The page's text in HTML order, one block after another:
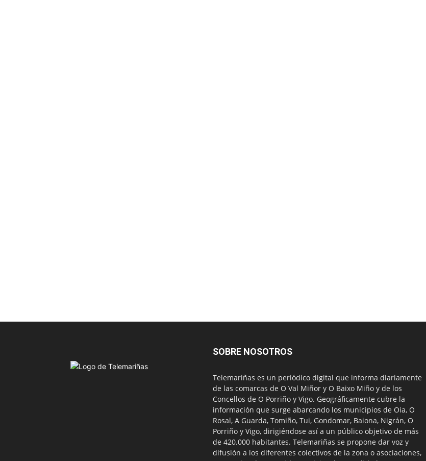
SOBRE NOSOTROS
Telemariñas es un periódico digital que informa diariamente
de las comarcas de O Val Miñor y O Baixo Miño y de los
Concellos de O Porriño y Vigo. Geográficamente cubre la
información que surge abarcando los municipios de Oia, O
Rosal, A Guarda, Tomiño, Tui, Gondomar, Baiona, Nigrán, O
Porriño y Vigo, dirigiéndose así a un público objetivo de más
de 420.000 habitantes. Telemariñas se propone dar voz y
difusión a los diferentes colectivos de la zona o asociaciones,